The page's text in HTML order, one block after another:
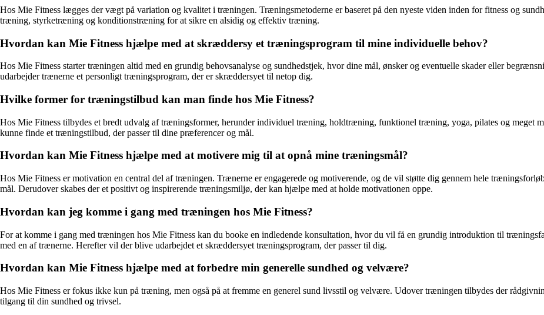
Hos Mie Fitness lægges der vægt på variation og kvalitet i træningen. Træningsmetoderne er baseret på den nyeste viden inden for fitness og
træning, styrketræning og konditionstræning for at sikre en alsidig og effektiv træning.
Hvordan kan Mie Fitness hjælpe med at skræddersy et træningsprogram til mine individuelle behov?
Hos Mie Fitness starter træningen altid med en grundig behovsanalyse og sundhedstjek, hvor dine mål, ønsker og eventuelle skader eller
udarbejder trænerne et personligt træningsprogram, der er skræddersyet til netop dig.
Hvilke former for træningstilbud kan man finde hos Mie Fitness?
Hos Mie Fitness tilbydes et bredt udvalg af træningsformer, herunder individuel træning, holdtræning, funktionel træning, yoga, pilates og meget
kunne finde et træningstilbud, der passer til dine præferencer og mål.
Hvordan kan Mie Fitness hjælpe med at motivere mig til at opnå mine træningsmål?
Hos Mie Fitness er motivation en central del af træningen. Trænerne er engagerede og motiverende, og de vil støtte dig gennem hele
mål. Derudover skabes der et positivt og inspirerende træningsmiljø, der kan hjælpe med at holde motivationen oppe.
Hvordan kan jeg komme i gang med træningen hos Mie Fitness?
For at komme i gang med træningen hos Mie Fitness kan du booke en indledende konsultation, hvor du vil få en grundig introduktion til
med en af trænerne. Herefter vil der blive udarbejdet et skræddersyet træningsprogram, der passer til dig.
Hvordan kan Mie Fitness hjælpe med at forbedre min generelle sundhed og velvære?
Hos Mie Fitness er fokus ikke kun på træning, men også på at fremme en generel sund livsstil og velvære. Udover træningen tilbydes der
tilgang til din sundhed og trivsel.